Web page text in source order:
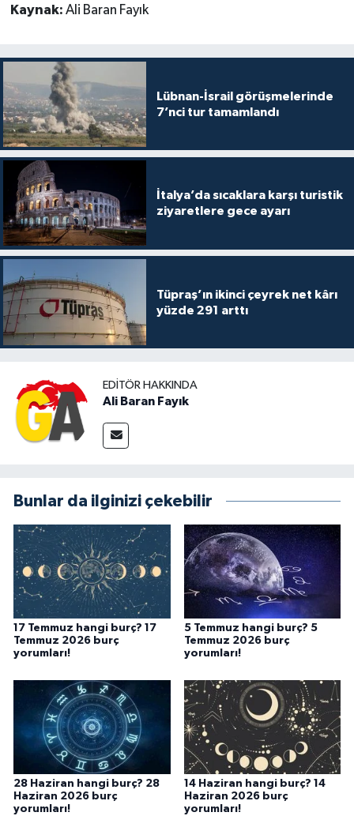
Kaynak: Ali Baran Fayık
Lübnan-İsrail görüşmelerinde
7’nci tur tamamlandı
İtalya’da sıcaklara karşı turistik
ziyaretlere gece ayarı
Tüpraş’ın ikinci çeyrek net kârı
yüzde 291 arttı
EDITÖR HAKKINDA
Ali Baran Fayık
Bunlar da ilginizi çekebilir
17 Temmuz hangi burç? 17
Temmuz 2026 burç
yorumları!
5 Temmuz hangi burç? 5
Temmuz 2026 burç
yorumları!
28 Haziran hangi burç? 28
Haziran 2026 burç
yorumları!
14 Haziran hangi burç? 14
Haziran 2026 burç
yorumları!